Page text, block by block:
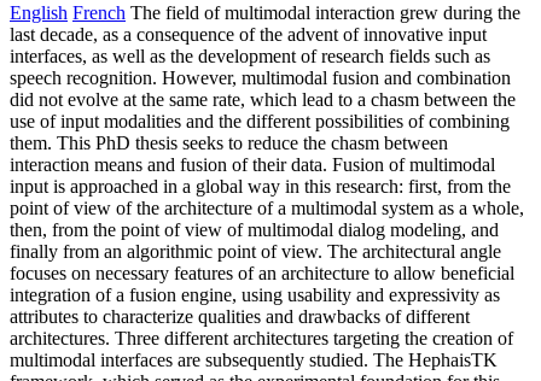
English French The field of multimodal interaction grew during the
last decade, as a consequence of the advent of innovative input
interfaces, as well as the development of research fields such as
speech recognition. However, multimodal fusion and combination
did not evolve at the same rate, which lead to a chasm between the
use of input modalities and the different possibilities of combining
them. This PhD thesis seeks to reduce the chasm between
interaction means and fusion of their data. Fusion of multimodal
input is approached in a global way in this research: first, from the
point of view of the architecture of a multimodal system as a whole,
then, from the point of view of multimodal dialog modeling, and
finally from an algorithmic point of view. The architectural angle
focuses on necessary features of an architecture to allow beneficial
integration of a fusion engine, using usability and expressivity as
attributes to characterize qualities and drawbacks of different
architectures. Three different architectures targeting the creation of
multimodal interfaces are subsequently studied. The HephaisTK